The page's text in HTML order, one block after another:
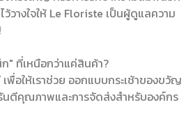
ว้วางใจให้ Le Floriste เป็นผู้ดูแลความ
" ที่เหนือกว่าแค่สินค้า?
อให้เราช่วย ออกแบบกระเช้าของขวัญ
ตีคุณภาพและการจัดส่งสำหรับองค์กร